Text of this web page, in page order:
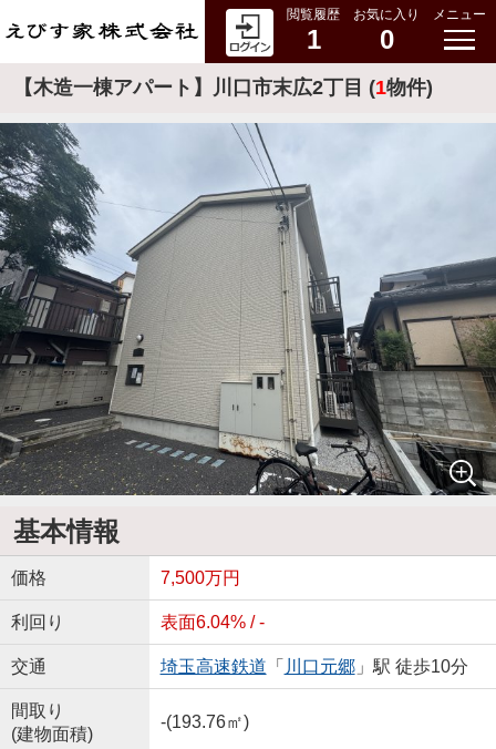
閲覧履歴
1
お気に入り
0
メニュー
【木造一棟アパート】川口市末広2丁目 (1物件)
基本情報
価格 7,500万円
利回り 表面6.04% / -
交通 埼玉高速鉄道 「 川口元郷」駅 徒歩10分
間取り
(建物面積)
-(193.76㎡)